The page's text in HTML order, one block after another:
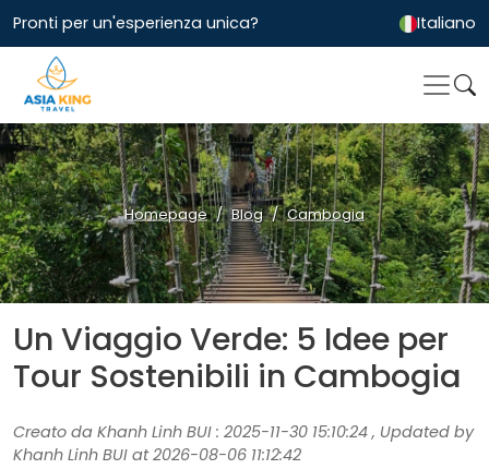
Pronti per un'esperienza unica? Italiano
Homepage Blog Cambogia
Un Viaggio Verde: 5 Idee per
Tour Sostenibili in Cambogia
Creato da Khanh Linh BUI : 2025-11-30 15:10:24 , Updated by
Khanh Linh BUI at 2026-08-06 11:12:42